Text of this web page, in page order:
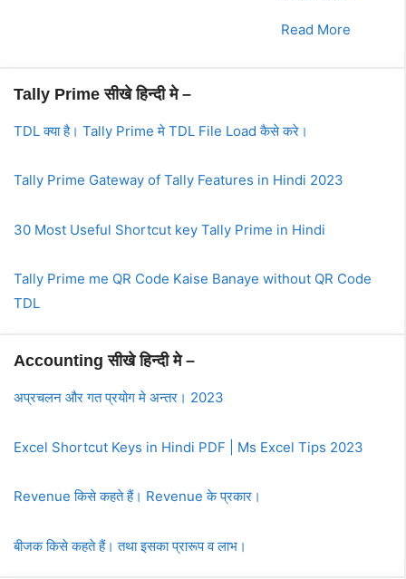
Read More
Tally Prime सीखे हिन्दी मे –
TDL क्या है। Tally Prime मे TDL File Load कैसे करे।
Tally Prime Gateway of Tally Features in Hindi 2023
30 Most Useful Shortcut key Tally Prime in Hindi
Tally Prime me QR Code Kaise Banaye without QR Code
TDL
Accounting सीखे हिन्दी मे –
अप्रचलन और गत प्रयोग मे अन्तर। 2023
Excel Shortcut Keys in Hindi PDF | Ms Excel Tips 2023
Revenue किसे कहते हैं। Revenue के प्रकार।
बीजक किसे कहते हैं। तथा इसका प्रारूप व लाभ।